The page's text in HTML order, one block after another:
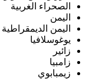
الصحراء الغربية
اليمن
اليمن الديمقراطية
يوغوسلافيا
زائير
زامبيا
زيمبابوي